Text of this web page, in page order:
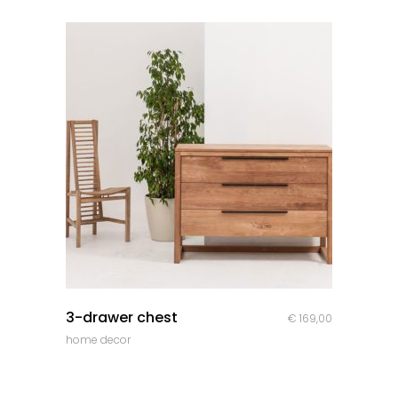
3-drawer chest € 169,00
home decor